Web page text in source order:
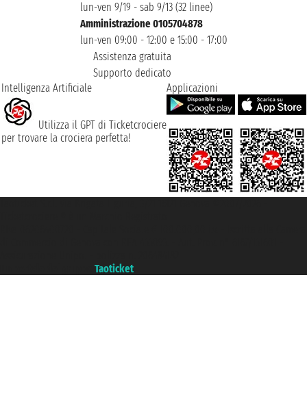
lun-ven 9/19 - sab 9/13 (32 linee)
Amministrazione 0105704878
lun-ven 09:00 - 12:00 e 15:00 - 17:00
Assistenza gratuita
Supporto dedicato
Intelligenza Artificiale
Utilizza il GPT di Ticketcrociere
per trovare la crociera perfetta!
Applicazioni
Taoticket